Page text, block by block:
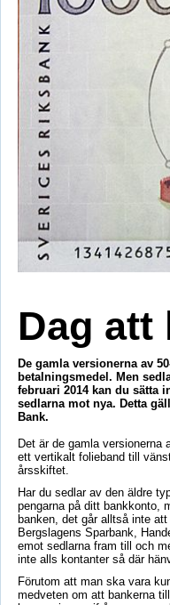
Dag att
De gamla versionerna av
betalningsmedel. Men
februari 2014 kan du sätta
sedlarna mot nya. Detta
Bank.
Det är de gamla versionerna
ett vertikalt folieband till
årsskiftet.
Har du sedlar av den äldre
pengarna på ditt bankkonto,
banken, det går alltså inte
Bergslagens Sparbank,
emot sedlarna fram till och
inte alls kontanter så där
Förutom att man ska vara
medveten om att bankerna